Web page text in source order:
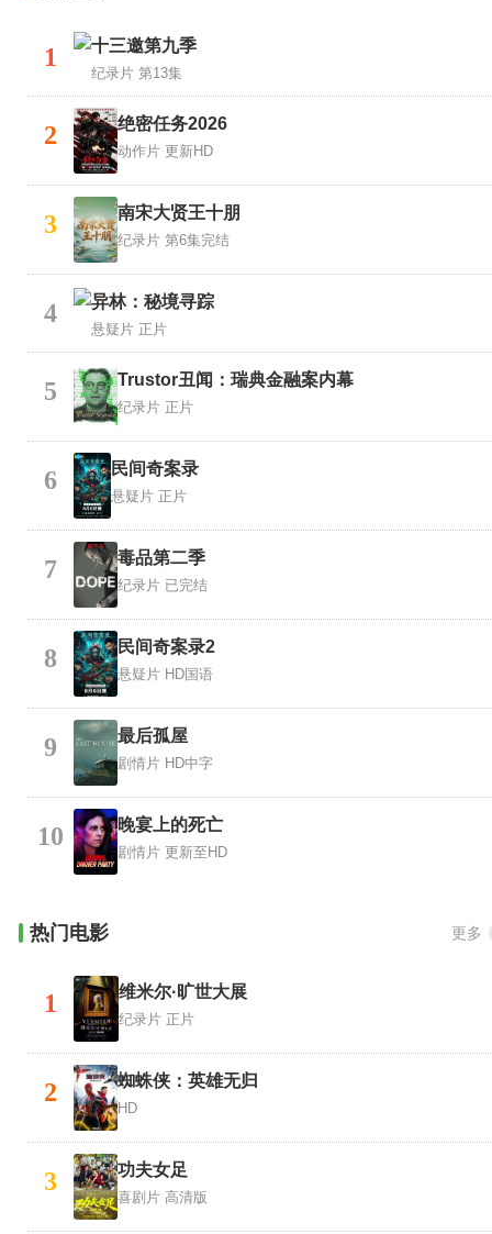
1 十三邀第九季
纪录片 第13集
2 绝密任务2026
动作片 更新HD
3 南宋大贤王十朋
纪录片 第6集完结
4 异林：秘境寻踪
悬疑片 正片
5 Trustor丑闻：瑞典金融案内幕
纪录片 正片
6 民间奇案录
悬疑片 正片
7 毒品第二季
纪录片 已完结
8 民间奇案录2
悬疑片 HD国语
9 最后孤屋
剧情片 HD中字
10 晚宴上的死亡
剧情片 更新至HD
热门电影 更多
1 维米尔·旷世大展
纪录片 正片
2 蜘蛛侠：英雄无归
HD
3 功夫女足
喜剧片 高清版